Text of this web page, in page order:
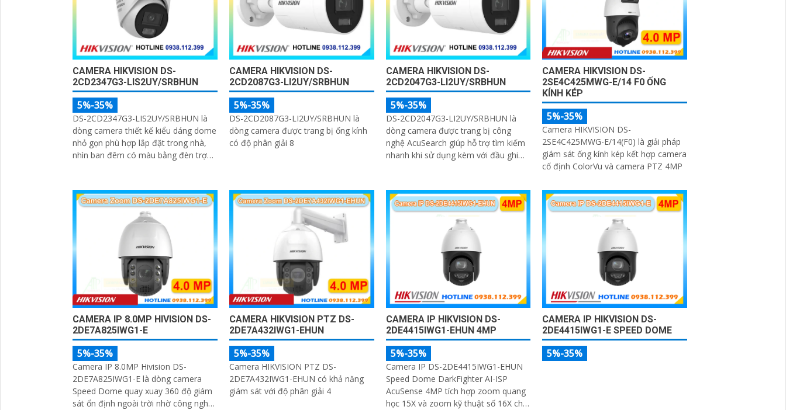
CAMERA HIKVISION DS-
2CD2347G3-LIS2UY/SRBHUN
5%-35%
DS-2CD2347G3-LIS2UY/SRBHUN là
dòng camera thiết kế kiểu dáng dome
nhỏ gọn phù hợp lắp đặt trong nhà,
nhìn ban đêm có màu bằng đèn trợ
diện người và phương tiện, tích hợp
micro kép
CAMERA HIKVISION DS-
2CD2087G3-LI2UY/SRBHUN
5%-35%
DS-2CD2087G3-LI2UY/SRBHUN là
dòng camera được trang bị ống kính
có độ phân giải 8
CAMERA HIKVISION DS-
2CD2047G3-LI2UY/SRBHUN
5%-35%
DS-2CD2047G3-LI2UY/SRBHUN là
dòng camera được trang bị công
nghệ AcuSearch giúp hỗ trợ tìm kiếm
nhanh khi sử dụng kèm với đầu ghi
và loa hỗ trợ đàm thoại 2 chiều, ống
kính 4
CAMERA HIKVISION DS-
2SE4C425MWG-E/14 F0 ỐNG
KÍNH KÉP
5%-35%
Camera HIKVISION DS-
2SE4C425MWG-E/14(F0) là giải pháp
giám sát ống kính kép kết hợp camera
cố định ColorVu và camera PTZ 4MP
CAMERA IP 8.0MP HIVISION DS-
2DE7A825IWG1-E
5%-35%
Camera IP 8.0MP Hivision DS-
2DE7A825IWG1-E là dòng camera
Speed Dome quay xuay 360 độ giám
sát ổn định ngoài trời nhờ công nghệ
CAMERA HIKVISION PTZ DS-
2DE7A432IWG1-EHUN
5%-35%
Camera HIKVISION PTZ DS-
2DE7A432IWG1-EHUN có khả năng
giám sát với độ phân giải 4
CAMERA IP HIKVISION DS-
2DE4415IWG1-EHUN 4MP
5%-35%
Camera IP DS-2DE4415IWG1-EHUN
Speed Dome DarkFighter AI-ISP
AcuSense 4MP tích hợp zoom quang
học 15X và zoom kỹ thuật số 16X cho
CAMERA IP HIKVISION DS-
2DE4415IWG1-E SPEED DOME
5%-35%